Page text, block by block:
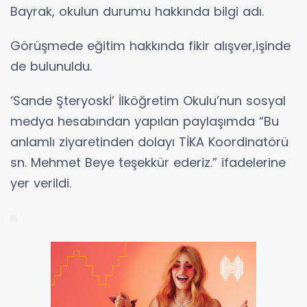
Bayrak, okulun durumu hakkında bilgi adı.
Görüşmede eğitim hakkında fikir alışver,işinde
de bulunuldu.
‘Sande Şteryoskİ’ İlköğretim Okulu’nun sosyal
medya hesabından yapılan paylaşımda “Bu
anlamlı ziyaretinden dolayı TİKA Koordinatörü
sn. Mehmet Beye teşekkür ederiz.” ifadelerine
yer verildi.